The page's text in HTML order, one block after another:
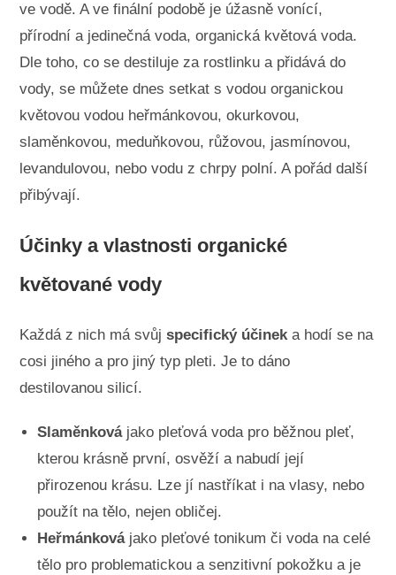
ve vodě. A ve finální podobě je úžasně vonící,
přírodní a jedinečná voda, organická květová voda.
Dle toho, co se destiluje za rostlinku a přidává do
vody, se můžete dnes setkat s vodou organickou
květovou vodou heřmánkovou, okurkovou,
slaměnkovou, meduňkovou, růžovou, jasmínovou,
levandulovou, nebo vodu z chrpy polní. A pořád další
přibývají.
Účinky a vlastnosti organické
květované vody
Každá z nich má svůj specifický účineka hodí se na
cosi jiného a pro jiný typ pleti. Je to dáno
destilovanou silicí.
Slaměnkovájako pleťová voda pro běžnou pleť,
kterou krásně první, osvěží a nabudí její
přirozenou krásu. Lze jí nastříkat i na vlasy, nebo
použít na tělo, nejen obličej.
Heřmánkovájako pleťové tonikum či voda na celé
tělo pro problematickou a senzitivní pokožku a je